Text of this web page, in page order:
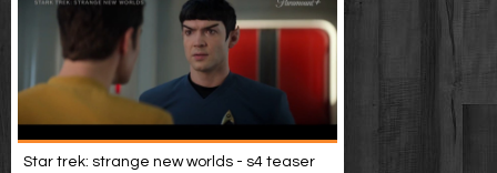
Star trek: strange new worlds - s4 teaser